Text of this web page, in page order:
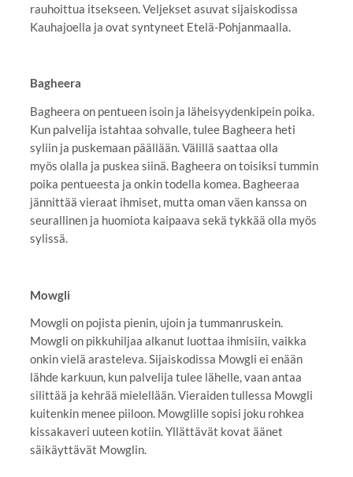
rauhoittua itsekseen. Veljekset asuvat sijaiskodissa
Kauhajoella ja ovat syntyneet Etelä-Pohjanmaalla.
Bagheera
Bagheera on pentueen isoin ja läheisyydenkipein poika.
Kun palvelija istahtaa sohvalle, tulee Bagheera heti
syliin ja puskemaan päällään. Välillä saattaa olla
myös olalla ja puskea siinä. Bagheera on toisiksi tummin
poika pentueesta ja onkin todella komea. Bagheeraa
jännittää vieraat ihmiset, mutta oman väen kanssa on
seurallinen ja huomiota kaipaava sekä tykkää olla myös
sylissä.
Mowgli
Mowgli on pojista pienin, ujoin ja tummanruskein.
Mowgli on pikkuhiljaa alkanut luottaa ihmisiin, vaikka
onkin vielä arasteleva. Sijaiskodissa Mowgli ei enään
lähde karkuun, kun palvelija tulee lähelle, vaan antaa
silittää ja kehrää mielellään. Vieraiden tullessa Mowgli
kuitenkin menee piiloon. Mowglille sopisi joku rohkea
kissakaveri uuteen kotiin. Yllättävät kovat äänet
säikäyttävät Mowglin.